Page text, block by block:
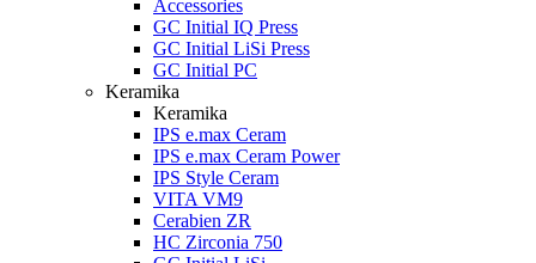
Accessories
GC Initial IQ Press
GC Initial LiSi Press
GC Initial PC
Keramika
Keramika
IPS e.max Ceram
IPS e.max Ceram Power
IPS Style Ceram
VITA VM9
Cerabien ZR
HC Zirconia 750